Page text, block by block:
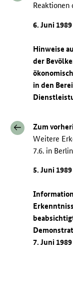
Reaktionen
6. Juni 1989
Hinweise
der
in den
Zum
Weitere
7.6. in Berlin
5. Juni 1989
7. Juni